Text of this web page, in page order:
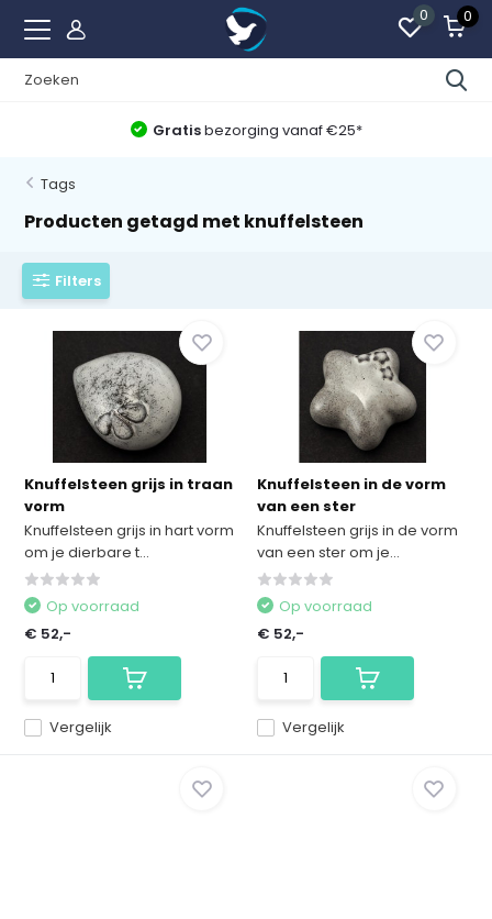
0 0
Gratisbezorging vanaf €25*
Tags
Producten getagd met knuffelsteen
Filters
Knuffelsteen grijs in traan
vorm
Knuffelsteen grijs in hart vorm
om je dierbare t...
Vergelijk
Op voorraad
€ 52,-
Knuffelsteen in de vorm
van een ster
Knuffelsteen grijs in de vorm
van een ster om je...
Vergelijk
Op voorraad
€ 52,-